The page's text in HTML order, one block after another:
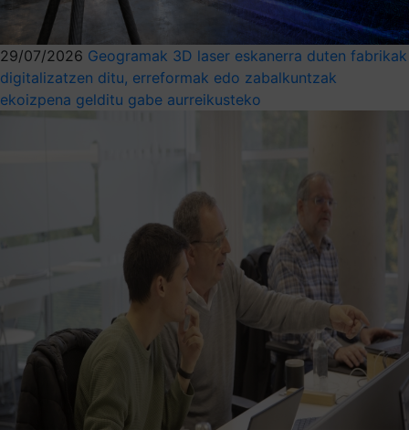
29/07/2026 Geogramak 3D laser eskanerra duten fabrikak
digitalizatzen ditu, erreformak edo zabalkuntzak
ekoizpena gelditu gabe aurreikusteko